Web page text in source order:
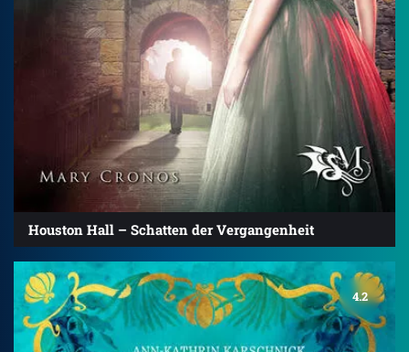
Houston Hall – Schatten der Vergangenheit
4.2